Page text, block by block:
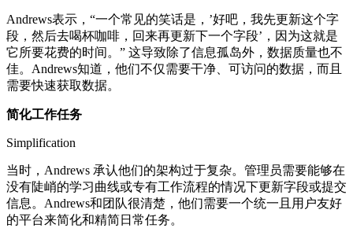
Andrews表示，“一个常见的笑话是，’好吧，我先更新这个字
段，然后去喝杯咖啡，回来再更新下一个字段’，因为这就是
它所要花费的时间。” 这导致除了信息孤岛外，数据质量也不
佳。Andrews知道，他们不仅需要干净、可访问的数据，而且
需要快速获取数据。
简化工作任务
Simplification
当时，Andrews 承认他们的架构过于复杂。管理员需要能够在
没有陡峭的学习曲线或专有工作流程的情况下更新字段或提交
信息。Andrews和团队很清楚，他们需要一个统一且用户友好
的平台来简化和精简日常任务。